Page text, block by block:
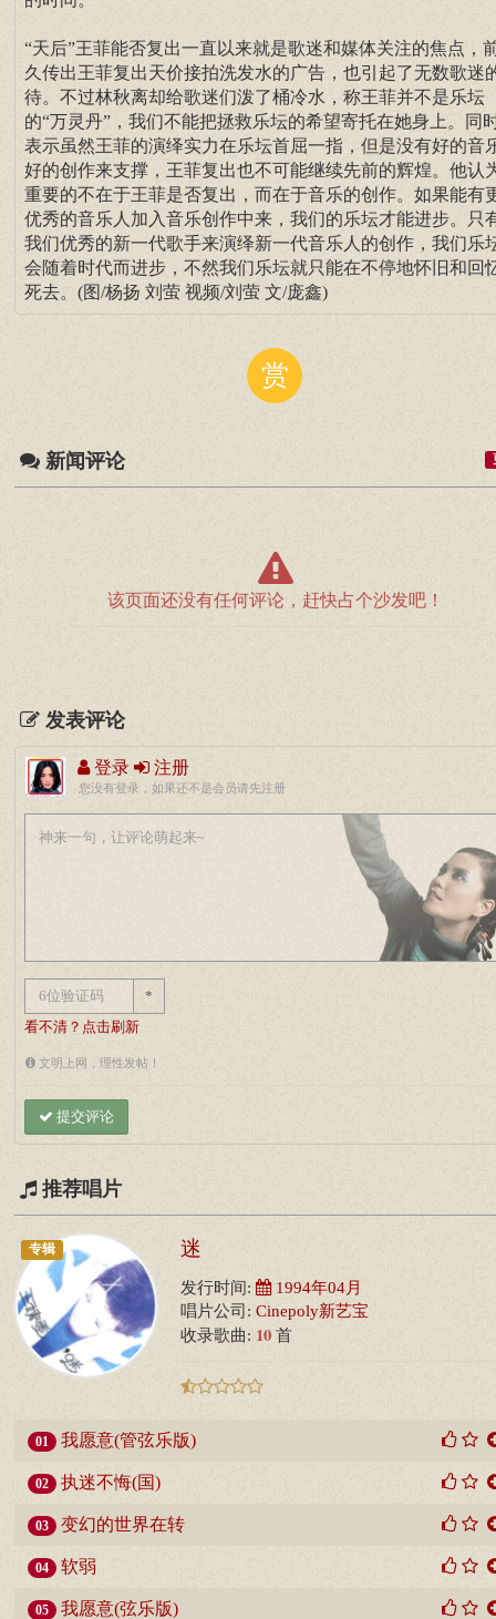
“天后”王菲能否复出一直以来就是歌迷和媒体关注的焦点，
久传出王菲复出天价接拍洗发水的广告，也引起了无数歌迷
待。不过林秋离却给歌迷们泼了桶冷水，称王菲并不是乐坛
的“万灵丹”，我们不能把拯救乐坛的希望寄托在她身上。同
表示虽然王菲的演绎实力在乐坛首屈一指，但是没有好的音
好的创作来支撑，王菲复出也不可能继续先前的辉煌。他认
重要的不在于王菲是否复出，而在于音乐的创作。如果能有
优秀的音乐人加入音乐创作中来，我们的乐坛才能进步。只
我们优秀的新一代歌手来演绎新一代音乐人的创作，我们乐
会随着时代而进步，不然我们乐坛就只能在不停地怀旧和回
死去。(图/杨扬 刘萤 视频/刘萤 文/庞鑫)
赏
新闻评论
该页面还没有任何评论，赶快占个沙发吧！
发表评论
登录 注册
您没有登录，如果还不是会员请先注册
*
看不清？点击刷新
文明上网，理性发帖！
提交评论
推荐唱片
专辑 迷
发行时间: 1994年04月
唱片公司: Cinepoly新艺宝
收录歌曲: 10 首
01 我愿意(管弦乐版)
02 执迷不悔(国)
03 变幻的世界在转
04 软弱
05 我愿意(弦乐版)